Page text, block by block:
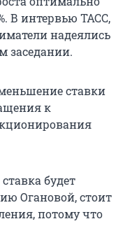
В интервью ТАСС,
надеялись
заседании.
ставки
к
будет
Огановой, стоит
потому что